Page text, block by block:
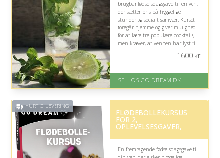
brugbar fødselsdagsgave til en ven,
der sætter pris på hyggelige
stunder og socialt samvær. Kurset
foregår hjemme og giver mulighed
for at lære tre populære cocktails,
men kræver, at vennen har lyst til
På lager
Levering: E-gavekort kan leveres
1600kr
SE HOS GO DREAM DK
HURTIG LEVERING
FLØDEBOLLEKURSUS
FOR 2,
OPLEVELSESGAVER,
En fremragende fødselsdagsgave til